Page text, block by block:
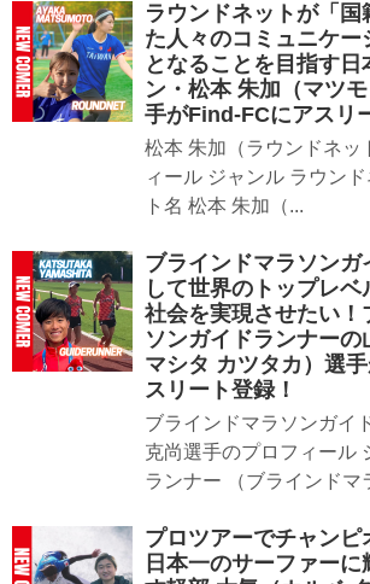
ラウンドネットが「国
た人々のコミュニケー
となることを目指す日
ン・松本 朱加（マツ
手がFind-FCにアスリ
松本 朱加（ラウンドネッ
ィール ジャンル ラウン
ト名 松本 朱加（...
ブラインドマラソンガ
して世界のトップレ
社会を実現させたい！
ソンガイドランナーの
マシタ カツタカ）選
スリート登録！
ブラインドマラソンガイ
克尚選手のプロフィール
ランナー （ブラインドマ
プロツアーでチャンピ
日本一のサーファー